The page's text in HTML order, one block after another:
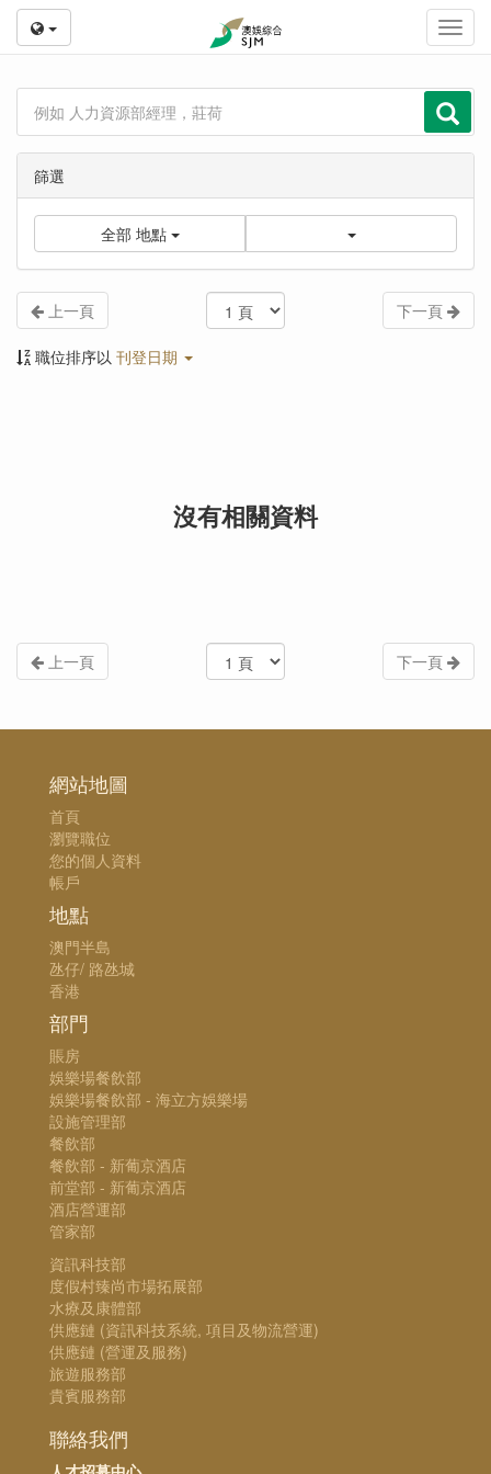
篩選
全部 地點
上一頁 下一頁
職位排序以 刊登日期
沒有相關資料
上一頁 下一頁
網站地圖
首頁
瀏覽職位
您的個人資料
帳戶
地點
澳門半島
氹仔/ 路氹城
香港
部門
賬房
娛樂場餐飲部
娛樂場餐飲部 - 海立方娛樂場
設施管理部
餐飲部
餐飲部 - 新葡京酒店
前堂部 - 新葡京酒店
酒店營運部
管家部
資訊科技部
度假村臻尚市場拓展部
水療及康體部
供應鏈 (資訊科技系統, 項目及物流營運)
供應鏈 (營運及服務)
旅遊服務部
貴賓服務部
聯絡我們